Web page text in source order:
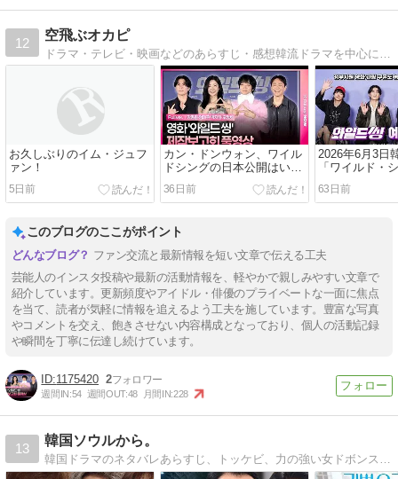
12
空飛ぶオカピ
お久しぶりのイム・ジュフ
ァン！
5日前
カン・ドンウォン、ワイル
ドシングの日本公開はいつ
なの？
36日前
2026年6月3日
「ワイルド・
されました！
63日前
このブログのここがポイント
ファン交流と最新情報を短い文章で伝える工夫
芸能人のインスタ投稿や最新の活動情報を、軽やかで親しみやすい文章で
紹介しています。更新頻度やアイドル・俳優のプライベートな一面に焦点
を当て、読者が気軽に情報を追えるよう工夫を施しています。豊富な写真
やコメントを交え、飽きさせない内容構成となっており、個人の活動記録
や瞬間を丁寧に伝達し続けています。
1175420 2
週間IN:54 週間OUT:48 月間IN:228
13
韓国ソウルから。
韓国ドラマのネタバレあらすじ、トッケビ、力の強い女ドボンスン、帰ってきたポクダンジ、嫉妬の化身、我が家のハニーポット，愛人がいます、など・・